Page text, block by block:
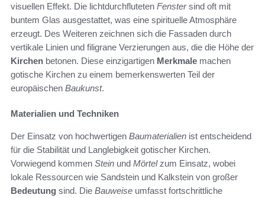
visuellen Effekt. Die lichtdurchfluteten Fenstersind oft mit
buntem Glas ausgestattet, was eine spirituelle Atmosphäre
erzeugt. Des Weiteren zeichnen sich die Fassaden durch
vertikale Linien und filigrane Verzierungen aus, die die Höhe der
Kirchen betonen. Diese einzigartigen Merkmale machen
gotische Kirchen zu einem bemerkenswerten Teil der
europäischen Baukunst.
Materialien und Techniken
Der Einsatz von hochwertigen Baumaterialien ist entscheidend
für die Stabilität und Langlebigkeit gotischer Kirchen.
Vorwiegend kommen Stein und Mörtelzum Einsatz, wobei
lokale Ressourcen wie Sandstein und Kalkstein von großer
Bedeutung sind. Die Bauweise umfasst fortschrittliche